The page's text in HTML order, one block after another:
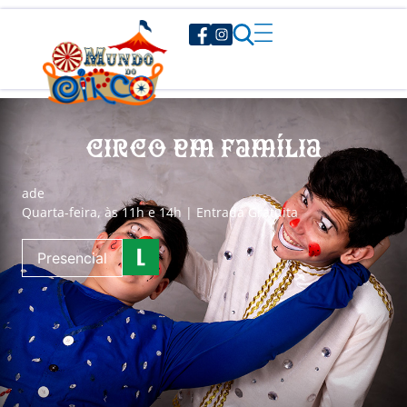
Circo em Família
ade
Quarta-feira, às 11h e 14h | Entrada Gratuita
Presencial